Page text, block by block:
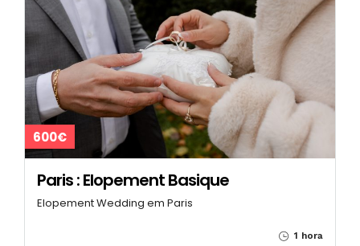
600€
Paris : Elopement Basique
Elopement Wedding em Paris
1 hora